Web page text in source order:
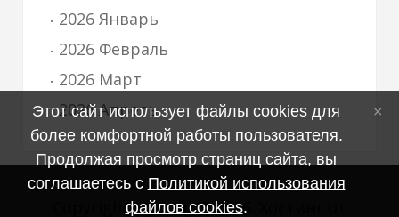
2026 Январь
2026 Февраль
2026 Март
2026 Апрель
Copyright MyCorp © 2026
Этот сайт использует файлы cookies для
более комфортной работы пользователя.
Продолжая просмотр страниц сайта, вы
соглашаетесь с Политикой использования
файлов cookies.